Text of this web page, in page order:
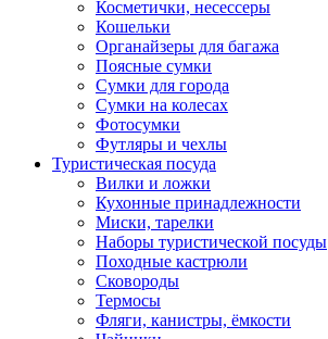
Косметички, несессеры
Кошельки
Органайзеры для багажа
Поясные сумки
Сумки для города
Сумки на колесах
Фотосумки
Футляры и чехлы
Туристическая посуда
Вилки и ложки
Кухонные принадлежности
Миски, тарелки
Наборы туристической посуды
Походные кастрюли
Сковороды
Термосы
Фляги, канистры, ёмкости